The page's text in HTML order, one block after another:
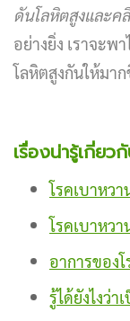
ดันโลหิตสูงและค
อย่างยิ่ง เราจะพ
โลหิตสูงกันให้มา
เรื่องน่ารู้เกี่ยว
โรคเบาหว
โรคเบาหว
อาการของ
รู้ได้ยังไงว่า